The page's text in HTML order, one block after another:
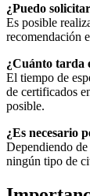
¿Puedo
Es posible
recomendación
¿Cuánto tarda
El tiempo de
de certificados
posible.
¿Es necesario
Dependiendo
ningún tipo de